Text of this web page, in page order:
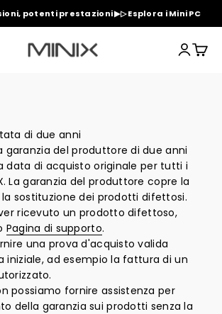
potenti prestazioni ▶▷ Esplora i Mini PC
Minix Official Store Accedi
di due anni
garanzia del produttore di due anni
data di acquisto originale per tutti i
La garanzia del produttore copre la
sostituzione dei prodotti difettosi.
ricevuto un prodotto difettoso,
Pagina di supporto.
una prova d'acquisto valida
iniziale, ad esempio la fattura di un
possiamo fornire assistenza per
della garanzia sui prodotti senza la